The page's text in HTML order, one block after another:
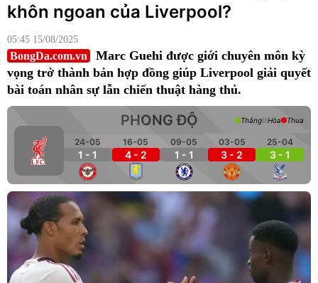
khôn ngoan của Liverpool?
05:45 15/08/2025
BongDa.com.vn
Marc Guehi được giới chuyên môn kỳ
vọng trở thành bản hợp đồng giúp Liverpool giải quyết
bài toán nhân sự lẫn chiến thuật hàng thủ.
PHONG ĐỘ
24-05
1 - 1
16-05
4 - 2
09-05
1 - 1
03-05
3 - 2
25-04
3 - 1
Thắng Hòa Thua